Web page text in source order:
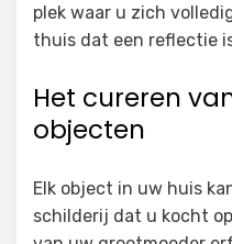
plek waar u zich
thuis dat een reflectie
Het cureren
objecten
Elk object in uw huis
schilderij dat u kocht